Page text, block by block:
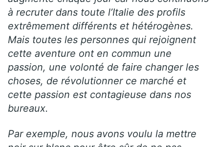
à recruter dans toute l’Italie des profils
extrêmement différents et hétérogènes.
Mais toutes les personnes qui rejoignent
cette aventure ont en commun une
passion, une volonté de faire changer les
choses, de révolutionner ce marché et
cette passion est contagieuse dans nos
bureaux.
Par exemple, nous avons voulu la mettre